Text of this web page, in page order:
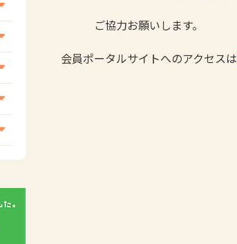
ご協力お願いします。
会員ポータルサイトへのアクセスは